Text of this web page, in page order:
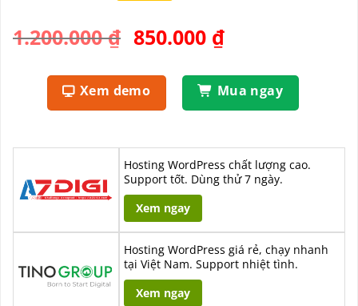
1.200.000₫ Giá
là:
1.200.000 ₫.
850.000 ₫Giá
tại
là:
Xem demo Mua ngay
Hosting WordPress chất lượng cao.
Support tốt. Dùng thử 7 ngày.
Xem ngay
Hosting WordPress giá rẻ, chạy nhanh
tại Việt Nam. Support nhiệt tình.
Xem ngay